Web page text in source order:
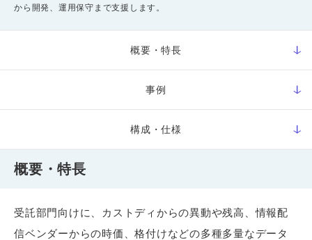
から開発、運用保守まで支援します。
概要・特長
事例
構成・仕様
概要・特長
受託部門向けに、カストディからの異動や残高、情報配
信ベンダーからの時価、格付けなどの多種多量なデータ